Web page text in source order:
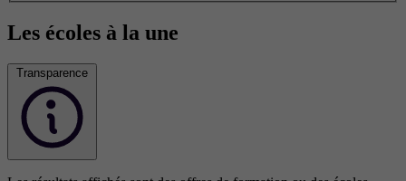
Les écoles à la une
Transparence